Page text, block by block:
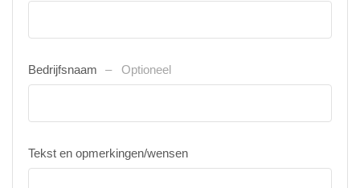
Bedrijfsnaam Optioneel
Tekst en opmerkingen/wensen